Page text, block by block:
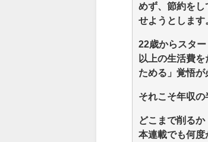
めず、節約をし
せようとします
22歳からスタ
以上の生活費
ためる」覚悟が
それこそ年収の
どこまで削る
本連載でも何度